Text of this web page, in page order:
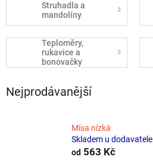
Struhadla a
mandolíny
Teploměry,
rukavice a
bonovačky
Nejprodávanější
Mísa nízká
Skladem u dodavatele
od 563 Kč